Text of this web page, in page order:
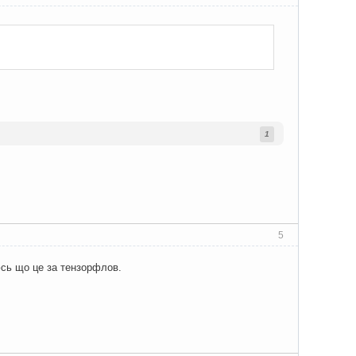
1
5
що це за тензорфлов.